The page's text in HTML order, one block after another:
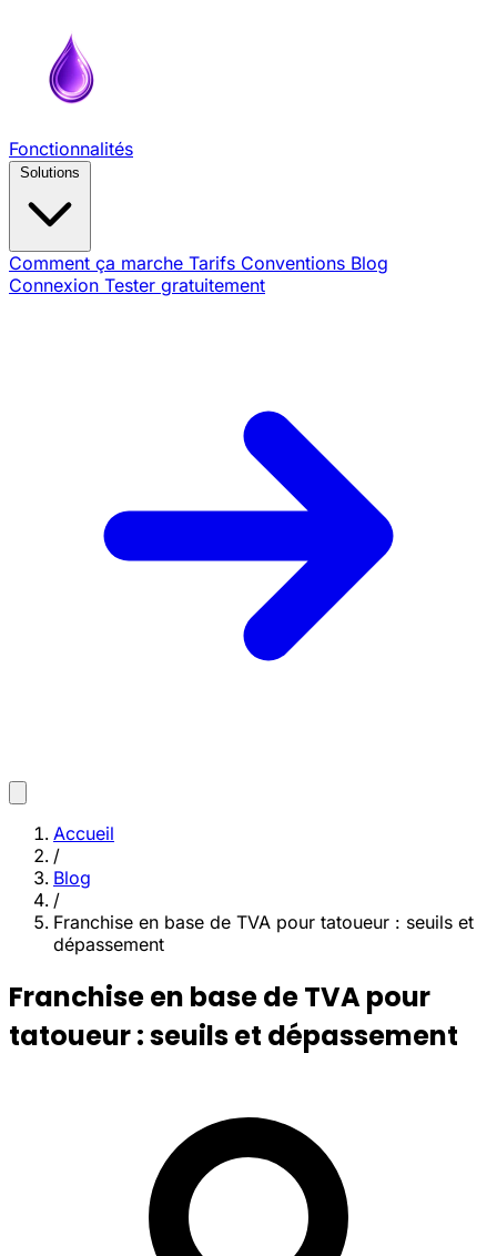
Fonctionnalités
Solutions
Comment ça marche Tarifs Conventions Blog
Connexion Tester gratuitement
Accueil
/
Blog
/
Franchise en base de TVA pour tatoueur : seuils et
dépassement
Franchise en base de TVA pour
tatoueur : seuils et dépassement